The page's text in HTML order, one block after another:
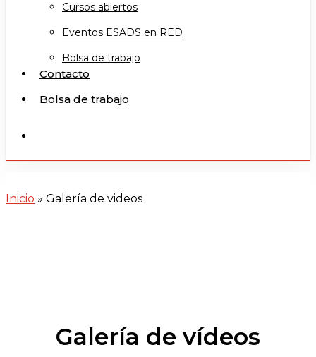
Cursos abiertos
Eventos ESADS en RED
Bolsa de trabajo
Contacto
Bolsa de trabajo
Inicio » Galería de videos
Galería de vídeos